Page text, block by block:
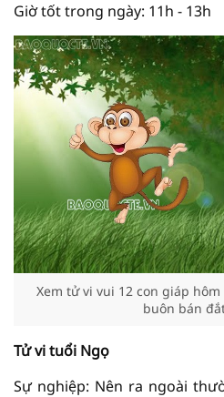
Giờ tốt trong ngày: 11h - 13h
Xem tử vi vui 12 con giáp
buôn bán
Tử vi tuổi Ngọ
Sự nghiệp: Nên ra ngoài